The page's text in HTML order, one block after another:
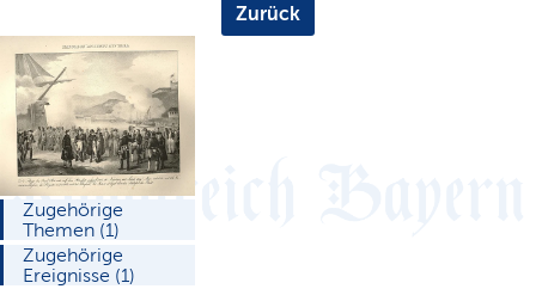
Zurück
Zugehörige
Themen (1)
Zugehörige
Ereignisse (1)